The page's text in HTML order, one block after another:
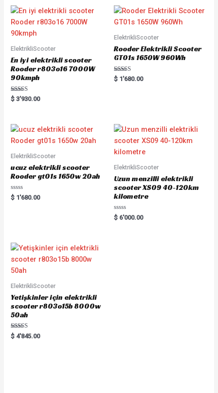
ElektrikliScooter
En iyi elektrikli scooter
Rooder r803o16 7000W
90kmph
Rated
5.00
$ 3'930.00
ElektrikliScooter
Rooder Elektrikli Scooter
GT01s 1650W 960Wh
Rated
5.00
$ 1'680.00
ElektrikliScooter
ucuz elektrikli scooter
Rooder gt01s 1650w 20ah
Rated
0
$ 1'680.00
ElektrikliScooter
Uzun menzilli elektrikli
scooter XS09 40-120km
kilometre
Rated
0
$ 6'000.00
ElektrikliScooter
Yetişkinler için elektrikli
scooter r803o15b 8000w
50ah
Rated
5.00
$ 4'845.00